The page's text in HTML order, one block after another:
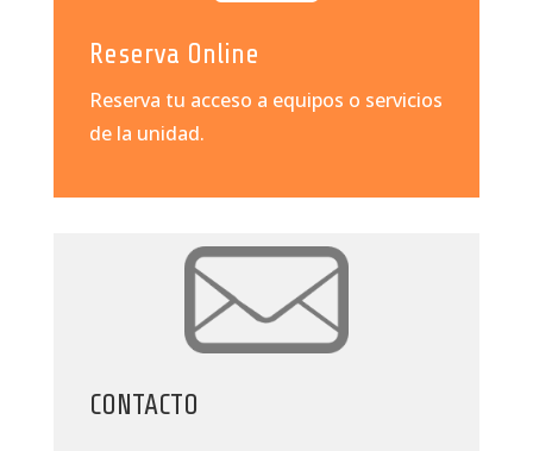
Reserva Online
Reserva tu acceso a equipos o servicios
de la unidad.
CONTACTO